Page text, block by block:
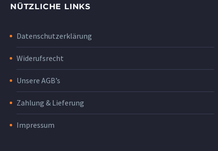
NÜTZLICHE LINKS
Datenschutzerklärung
Widerufsrecht
Unsere AGB’s
Zahlung & Lieferung
Impressum